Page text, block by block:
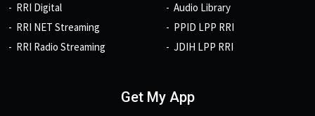
RRI Digital
RRI NET Streaming
RRI Radio Streaming
Audio Library
PPID LPP RRI
JDIH LPP RRI
Get My App